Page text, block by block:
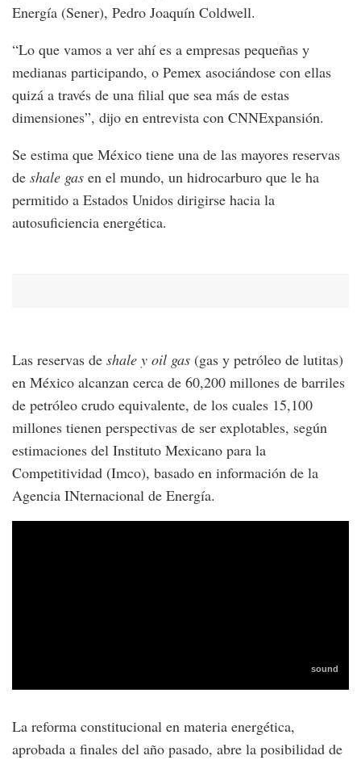
Energía (Sener), Pedro Joaquín Coldwell.
“Lo que vamos a ver ahí es a empresas pequeñas y
medianas participando, o Pemex asociándose con ellas
quizá a través de una filial que sea más de estas
dimensiones”, dijo en entrevista con CNNExpansión.
Se estima que México tiene una de las mayores reservas
de shale gas en el mundo, un hidrocarburo que le ha
permitido a Estados Unidos dirigirse hacia la
autosuficiencia energética.
Las reservas de shale y oil gas (gas y petróleo de lutitas)
en México alcanzan cerca de 60,200 millones de barriles
de petróleo crudo equivalente, de los cuales 15,100
millones tienen perspectivas de ser explotables, según
estimaciones del Instituto Mexicano para la
Competitividad (Imco), basado en información de la
Agencia INternacional de Energía.
La reforma constitucional en materia energética,
aprobada a finales del año pasado, abre la posibilidad de